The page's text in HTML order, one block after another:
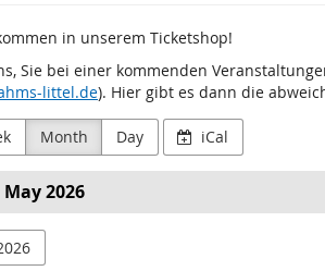
in unserem Ticketshop!
Sie bei einer kommenden
littel.de). Hier gibt es dann die
Month Day iCal
2026